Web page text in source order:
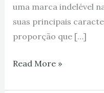
uma marca indelével
suas principais
proporção que […]
Read More »